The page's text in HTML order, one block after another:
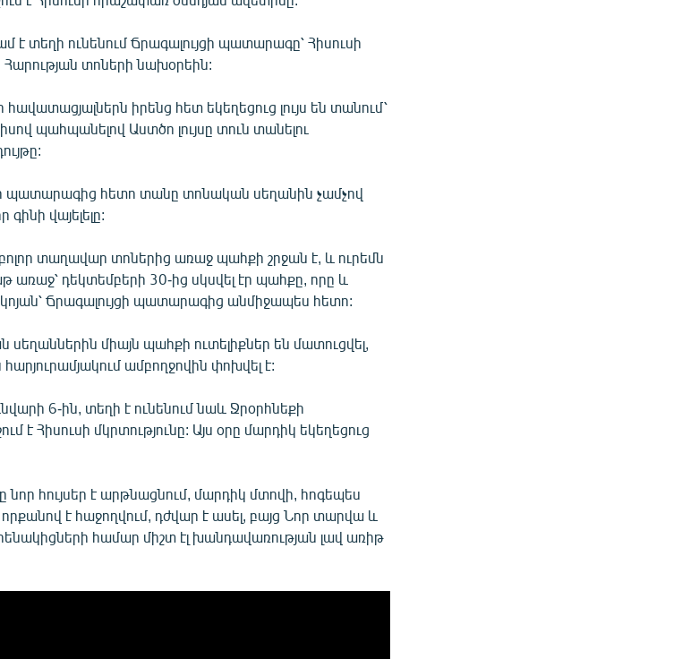
է տեղի ունենում Ճրագալույցի պատարագը՝ Հիսուսի
Հարության տոների նախօրեին:
իրենց հետ եկեղեցուց լույս են տանում՝
պահպանելով Աստծո լույսը տուն տանելու
պատարագից հետո տանը տոնական սեղանին չամչով
վայելելը:
տաղավար տոներից առաջ պահքի շրջան է, և ուրեմն
առաջ՝ դեկտեմբերի 30-ից սկսվել էր պահքը, որը և
Ճրագալույցի պատարագից անմիջապես հետո:
միայն պահքի ուտելիքներ են մատուցվել,
ամբողջովին փոխվել է:
6-ին, տեղի է ունենում նաև Ջրօրհնեքի
է Հիսուսի մկրտությունը: Այս օրը մարդիկ եկեղեցուց
հույսեր է արթնացնում, մարդիկ մտովի, հոգեպես
է հաջողվում, դժվար է ասել, բայց Նոր տարվա և
համար միշտ էլ խանդավառության լավ առիթ